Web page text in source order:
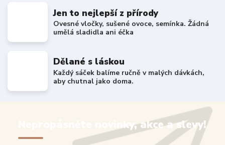
Jen to nejlepší z přírody
Ovesné vločky, sušené ovoce, semínka. Žádná
umělá sladidla ani éčka
Dělané s láskou
Každý sáček balíme ručně v malých dávkách,
aby chutnal jako doma.
Nepropásněte novinky, akce a slevy!